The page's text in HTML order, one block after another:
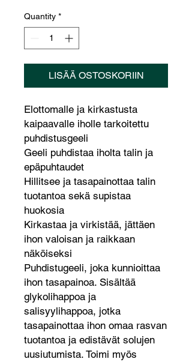
Quantity *
LISÄÄ OSTOSKORIIN
Elottomalle ja kirkastusta
kaipaavalle iholle tarkoitettu
puhdistusgeeli
Geeli puhdistaa iholta talin ja
epäpuhtaudet
Hillitsee ja tasapainottaa talin
tuotantoa sekä supistaa
huokosia
Kirkastaa ja virkistää, jättäen
ihon valoisan ja raikkaan
näköiseksi
Puhdistugeeli, joka kunnioittaa
ihon tasapainoa. Sisältää
glykolihappoa ja
salisyylihappoa, jotka
tasapainottaa ihon omaa rasvan
tuotantoa ja edistävät solujen
uusiutumista. Toimi myös